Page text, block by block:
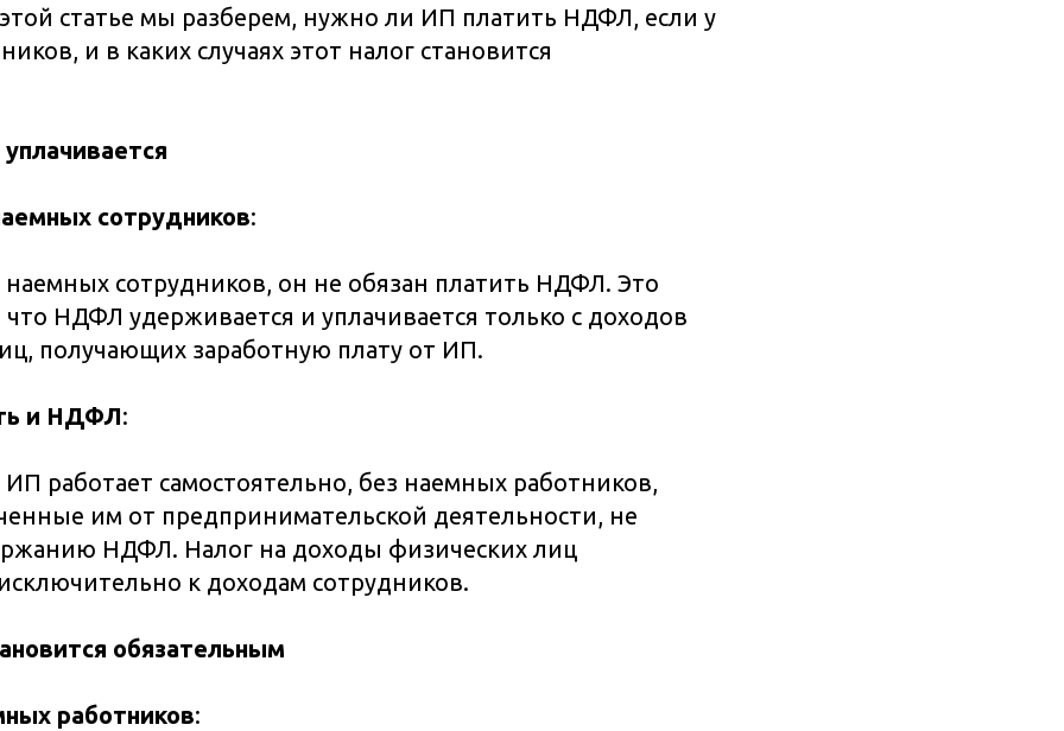
статье мы разберем, нужно ли ИП платить НДФЛ, если у
и в каких случаях этот налог становится
сотрудников:
наемных сотрудников, он не обязан платить НДФЛ. Это
что НДФЛ удерживается и уплачивается только с доходов
получающих заработную плату от ИП.
и НДФЛ:
ИП работает самостоятельно, без наемных работников,
им от предпринимательской деятельности, не
НДФЛ. Налог на доходы физических лиц
к доходам сотрудников.
обязательным
работников: